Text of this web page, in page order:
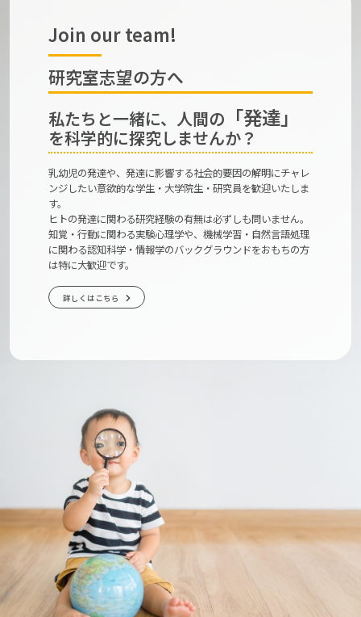
Join our team!
研究室志望の方へ
私たちと一緒に、人間の 「発達」
を科学的に探究しませんか？
乳幼児の発達や、発達に影響する社会的要因の解明にチャレ
ンジしたい意欲的な学生・大学院生・研究員を歓迎いたしま
す。
ヒトの発達に関わる研究経験の有無は必ずしも問いません。
知覚・行動に関わる実験心理学や、機械学習・自然言語処理
に関わる認知科学・情報学のバックグラウンドをおもちの方
は特に大歓迎です。
詳しくはこちら